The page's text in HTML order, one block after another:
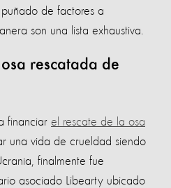
de factores a
son una lista exhaustiva.
rescatada de
financiar el rescate de la osa
una vida de crueldad siendo
finalmente fue
asociado Libearty ubicado